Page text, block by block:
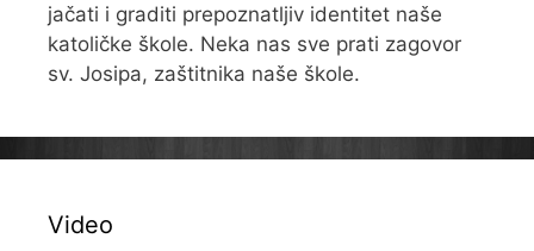
jačati i graditi prepoznatljiv identitet naše
katoličke škole. Neka nas sve prati zagovor
sv. Josipa, zaštitnika naše škole.
Video